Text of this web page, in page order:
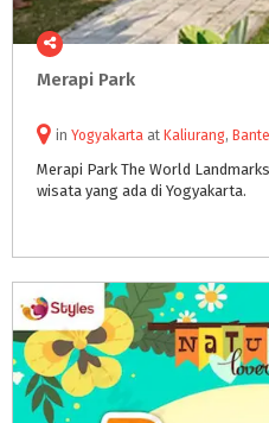
Merapi Park
in Yogyakarta at Kaliurang,
Merapi Park The World Landmarks
wisata yang ada di Yogyakarta.